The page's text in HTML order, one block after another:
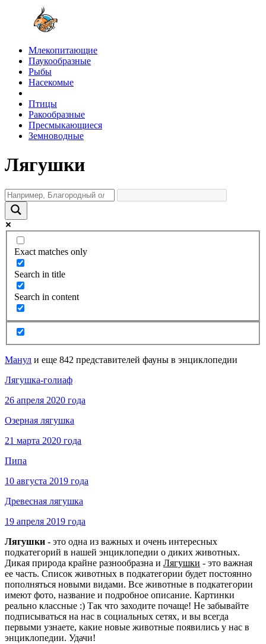
Млекопитающие
Паукообразные
Рыбы
Насекомые
Птицы
Ракообразные
Пресмыкающиеся
Земноводные
Лягушки
Exact matches only
Search in title
Search in content
Манул и еще 842 представителей фауны в энциклопедии
Лягушка-голиаф
26 апреля 2020 года
Озерная лягушка
21 марта 2020 года
Пипа
10 августа 2019 года
Древесная лягушка
19 апреля 2019 года
Лягушки - это одна из важных и очень интересных
подкатегорий в нашей энциклопедии о диких животных.
Дикая природа крайне разнообразна и Лягушки - это важная
ее часть. Список животных в подкатегории будет постоянно
пополняться новыми видами. Все животные в подкатегории
имеют фото, название и подробное описание. Картинки
реально классные :) Так что заходите почаще! Не забывайте
подписываться на нас в социальных сетях, и вы всегда
первыми узнаете, какие новые животные появились у нас в
энциклопедии. Удачи!